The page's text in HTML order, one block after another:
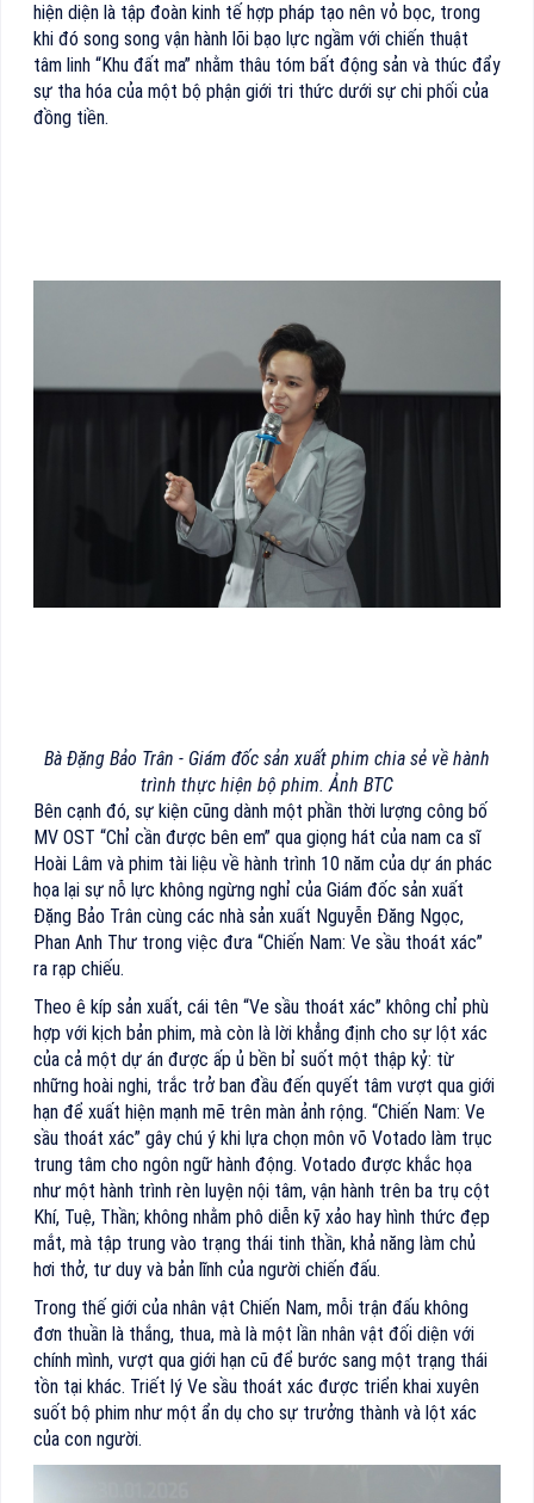
hiện diện là tập đoàn kinh tế hợp pháp tạo nên vỏ bọc, trong
khi đó song song vận hành lõi bạo lực ngầm với chiến thuật
tâm linh “Khu đất ma” nhằm thâu tóm bất động sản và thúc đẩy
sự tha hóa của một bộ phận giới tri thức dưới sự chi phối của
đồng tiền.
Bà Đặng Bảo Trân - Giám đốc sản xuất phim chia sẻ về hành
trình thực hiện bộ phim. Ảnh BTC
Bên cạnh đó, sự kiện cũng dành một phần thời lượng công bố
MV OST “Chỉ cần được bên em” qua giọng hát của nam ca sĩ
Hoài Lâm và phim tài liệu về hành trình 10 năm của dự án phác
họa lại sự nỗ lực không ngừng nghỉ của Giám đốc sản xuất
Đặng Bảo Trân cùng các nhà sản xuất Nguyễn Đăng Ngọc,
Phan Anh Thư trong việc đưa “Chiến Nam: Ve sầu thoát xác”
ra rạp chiếu.
Theo ê kíp sản xuất, cái tên “Ve sầu thoát xác” không chỉ phù
hợp với kịch bản phim, mà còn là lời khẳng định cho sự lột xác
của cả một dự án được ấp ủ bền bỉ suốt một thập kỷ: từ
những hoài nghi, trắc trở ban đầu đến quyết tâm vượt qua giới
hạn để xuất hiện mạnh mẽ trên màn ảnh rộng. “Chiến Nam: Ve
sầu thoát xác” gây chú ý khi lựa chọn môn võ Votado làm trục
trung tâm cho ngôn ngữ hành động. Votado được khắc họa
như một hành trình rèn luyện nội tâm, vận hành trên ba trụ cột
Khí, Tuệ, Thần; không nhằm phô diễn kỹ xảo hay hình thức đẹp
mắt, mà tập trung vào trạng thái tinh thần, khả năng làm chủ
hơi thở, tư duy và bản lĩnh của người chiến đấu.
Trong thế giới của nhân vật Chiến Nam, mỗi trận đấu không
đơn thuần là thắng, thua, mà là một lần nhân vật đối diện với
chính mình, vượt qua giới hạn cũ để bước sang một trạng thái
tồn tại khác. Triết lý Ve sầu thoát xác được triển khai xuyên
suốt bộ phim như một ẩn dụ cho sự trưởng thành và lột xác
của con người.